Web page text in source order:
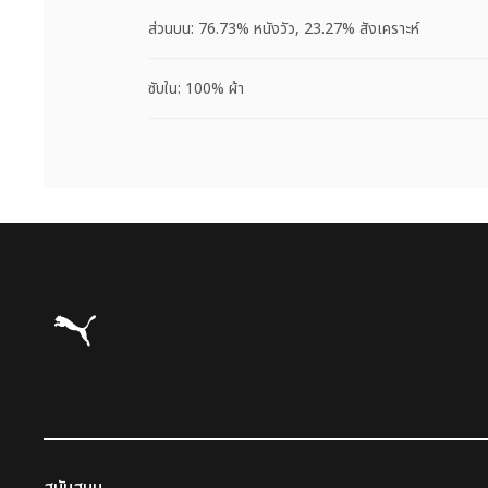
ส่วนบน: 76.73% หนังวัว, 23.27% สังเคราะห์
ซับใน: 100% ผ้า
Puma โฮม